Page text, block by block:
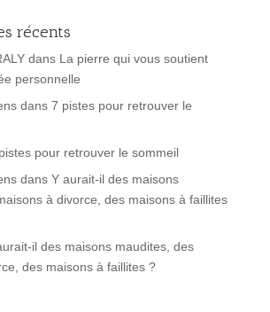
récents
dans La pierre qui vous soutient
personnelle
dans 7 pistes pour retrouver le
pour retrouver le sommeil
dans Y aurait-il des maisons
à divorce, des maisons à faillites
il des maisons maudites, des
des maisons à faillites ?